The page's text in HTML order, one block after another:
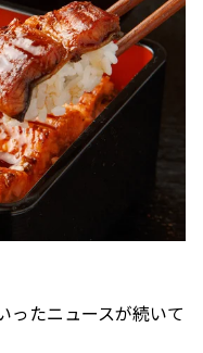
ったニュースが続いて